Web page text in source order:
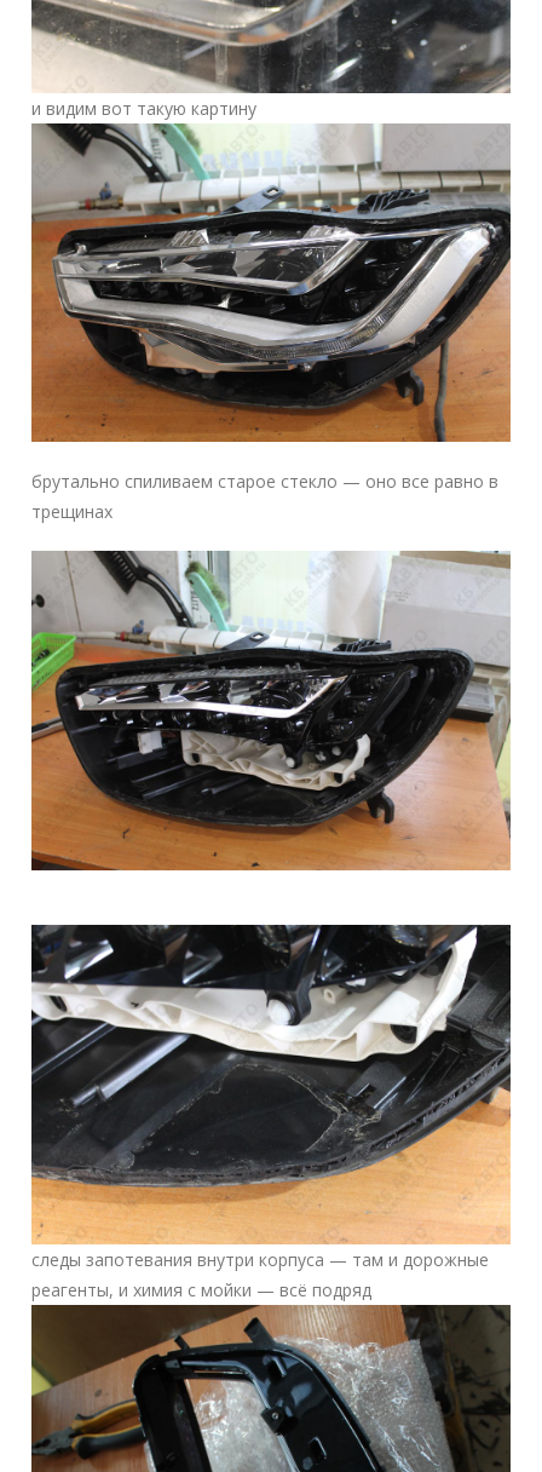
и видим вот такую картину
брутально спиливаем старое стекло — оно все равно в
трещинах
следы запотевания внутри корпуса — там и дорожные
реагенты, и химия с мойки — всё подряд